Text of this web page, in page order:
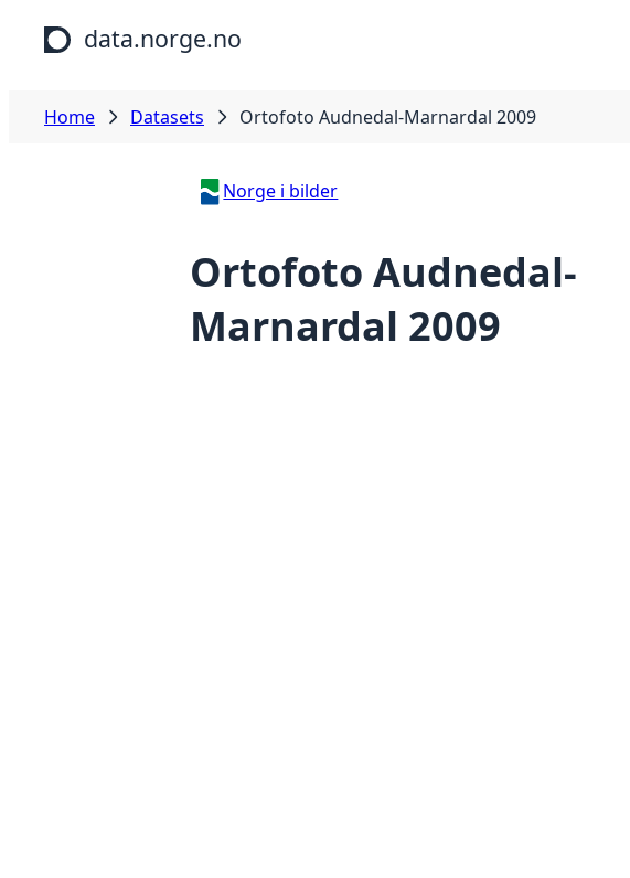
Skip to main content
data.norge.no
Home Datasets Ortofoto Audnedal-Marnardal 2009
Norge i bilder
Ortofoto Audnedal-
Marnardal 2009